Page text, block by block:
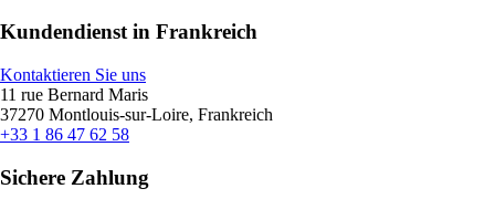
Kundendienst in Frankreich
Kontaktieren Sie uns
11 rue Bernard Maris
37270 Montlouis-sur-Loire, Frankreich
+33 1 86 47 62 58
Sichere Zahlung